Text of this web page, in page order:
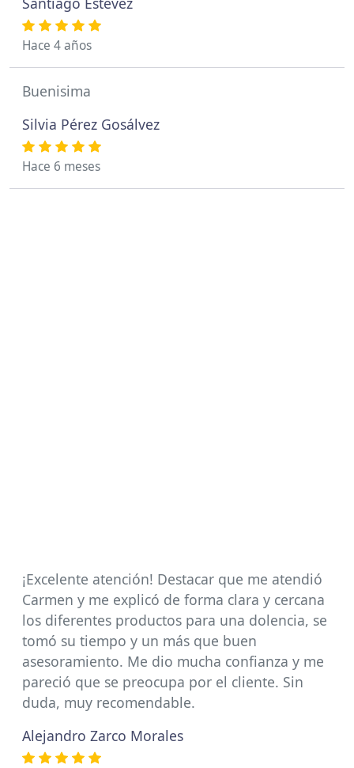
Hace 4 años
Buenisima
Silvia Pérez Gosálvez
Hace 6 meses
¡Excelente atención! Destacar que me atendió
Carmen y me explicó de forma clara y cercana
los diferentes productos para una dolencia, se
tomó su tiempo y un más que buen
asesoramiento. Me dio mucha confianza y me
pareció que se preocupa por el cliente. Sin
duda, muy recomendable.
Alejandro Zarco Morales